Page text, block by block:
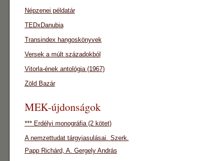
Népzenei példatár
TEDxDanubia
Transindex hangoskönyvek
Versek a múlt századokból
Vitorla-ének antológia (1967)
Zöld Bazár
MEK-újdonságok
*** Erdélyi monográfia (2 kötet)
A nemzettudat tárgyiasulásai. Szerk.
Papp Richárd, A. Gergely András